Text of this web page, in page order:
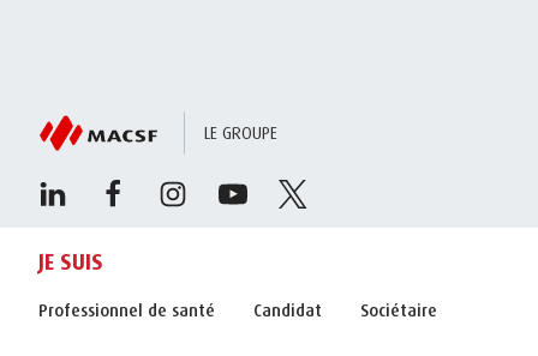
LE GROUPE
JE SUIS
Professionnel de santé Candidat Sociétaire